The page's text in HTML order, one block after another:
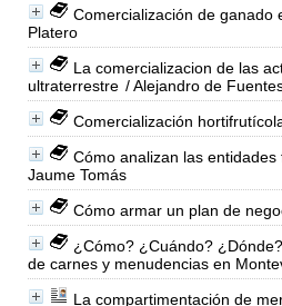
Comercialización de ganado
Platero
La comercializacion de las
ultraterrestre / Alejandro de
Comercialización
Cómo analizan las
Jaume Tomás
Cómo armar un plan de
¿Cómo? ¿Cuándo?
de carnes y menudencias en
La compartimentación de